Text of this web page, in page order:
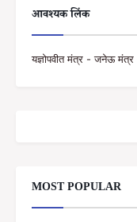
आवश्यक लिंक
यज्ञोपवीत मंत्र - जनेऊ
MOST POPULAR